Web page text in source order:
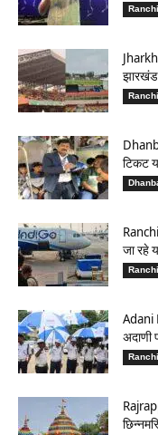
Ranchi
Ranchi
टिकट
जा रहे
Ranchi
Adani
Ranchi